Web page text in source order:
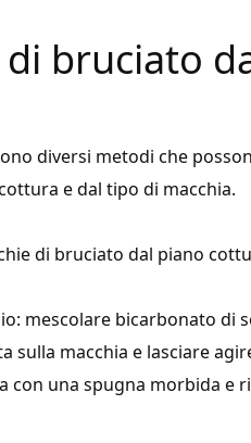
bruciato
diversi metodi che
e dal tipo di macchia.
di bruciato dal piano
mescolare bicarbonato di
sulla macchia e lasciare
con una spugna morbida e